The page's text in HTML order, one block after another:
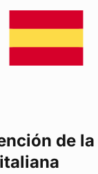
de la